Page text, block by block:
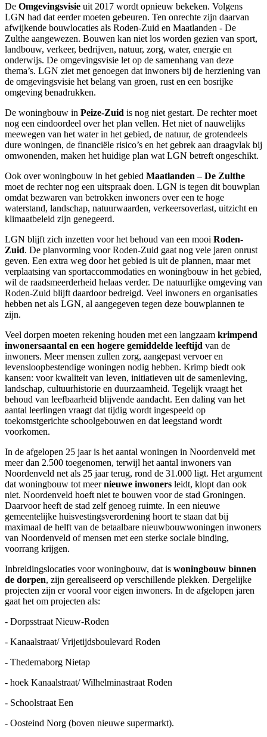
De Omgevingsvisie uit 2017 wordt opnieuw bekeken. Volgens
LGN had dat eerder moeten gebeuren. Ten onrechte zijn daarvan
afwijkende bouwlocaties als Roden-Zuid en Maatlanden - De
Zulthe aangewezen. Bouwen kan niet los worden gezien van sport,
landbouw, verkeer, bedrijven, natuur, zorg, water, energie en
onderwijs. De omgevingsvisie let op de samenhang van deze
thema’s. LGN ziet met genoegen dat inwoners bij de herziening van
de omgevingsvisie het belang van groen, rust en een bosrijke
omgeving benadrukken.
De woningbouw in Peize-Zuid is nog niet gestart. De rechter moet
nog een eindoordeel over het plan vellen. Het niet of nauwelijks
meewegen van het water in het gebied, de natuur, de grotendeels
dure woningen, de financiële risico’s en het gebrek aan draagvlak bij
omwonenden, maken het huidige plan wat LGN betreft ongeschikt.
Ook over woningbouw in het gebied Maatlanden – De Zulthe
moet de rechter nog een uitspraak doen. LGN is tegen dit bouwplan
omdat bezwaren van betrokken inwoners over een te hoge
waterstand, landschap, natuurwaarden, verkeersoverlast, uitzicht en
klimaatbeleid zijn genegeerd.
LGN blijft zich inzetten voor het behoud van een mooi Roden-
Zuid. De planvorming voor Roden-Zuid gaat nog vele jaren onrust
geven. Een extra weg door het gebied is uit de plannen, maar met
verplaatsing van sportaccommodaties en woningbouw in het gebied,
wil de raadsmeerderheid helaas verder. De natuurlijke omgeving van
Roden-Zuid blijft daardoor bedreigd. Veel inwoners en organisaties
hebben net als LGN, al aangegeven tegen deze bouwplannen te
zijn.
Veel dorpen moeten rekening houden met een langzaam krimpend
inwonersaantal en een hogere gemiddelde leeftijd van de
inwoners. Meer mensen zullen zorg, aangepast vervoer en
levensloopbestendige woningen nodig hebben. Krimp biedt ook
kansen: voor kwaliteit van leven, initiatieven uit de samenleving,
landschap, cultuurhistorie en duurzaamheid. Tegelijk vraagt het
behoud van leefbaarheid blijvende aandacht. Een daling van het
aantal leerlingen vraagt dat tijdig wordt ingespeeld op
toekomstgerichte schoolgebouwen en dat leegstand wordt
voorkomen.
In de afgelopen 25 jaar is het aantal woningen in Noordenveld met
meer dan 2.500 toegenomen, terwijl het aantal inwoners van
Noordenveld net als 25 jaar terug, rond de 31.000 ligt. Het argument
dat woningbouw tot meernieuwe inwoners leidt, klopt dan ook
niet. Noordenveld hoeft niet te bouwen voor de stad Groningen.
Daarvoor heeft de stad zelf genoeg ruimte. In een nieuwe
gemeentelijke huisvestingsverordening hoort te staan dat bij
maximaal de helft van de betaalbare nieuwbouwwoningen inwoners
van Noordenveld of mensen met een sterke sociale binding,
voorrang krijgen.
Inbreidingslocaties voor woningbouw, dat is woningbouw binnen
de dorpen, zijn gerealiseerd op verschillende plekken. Dergelijke
projecten zijn er vooral voor eigen inwoners. In de afgelopen jaren
gaat het om projecten als:
- Dorpsstraat Nieuw-Roden
- Kanaalstraat/ Vrijetijdsboulevard Roden
- Thedemaborg Nietap
- hoek Kanaalstraat/ Wilhelminastraat Roden
- Schoolstraat Een
- Oosteind Norg (boven nieuwe supermarkt).